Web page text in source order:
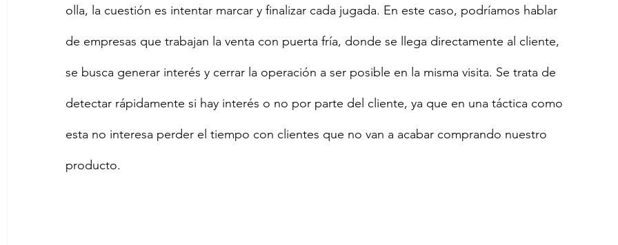
olla, la cuestión es intentar marcar y finalizar cada jugada. En este caso, podríamos hablar
de empresas que trabajan la venta con puerta fría, donde se llega directamente al cliente,
se busca generar interés y cerrar la operación a ser posible en la misma visita. Se trata de
detectar rápidamente si hay interés o no por parte del cliente, ya que en una táctica como
esta no interesa perder el tiempo con clientes que no van a acabar comprando nuestro
producto.